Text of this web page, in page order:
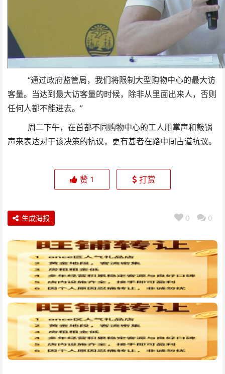
“通过政府监管局，我们将限制大型购物中心的最大访
客量。当达到最大访客量的时候，除非从里面出来人，否则
任何人都不能进去。”
周二下午，在首都不同购物中心的工人用掌声和敲锅
声来表达对于该决策的抗议，更有甚者在路中间占道抗议。
赞 1 打赏
0 0
生成海报